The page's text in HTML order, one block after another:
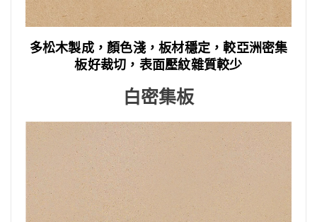
多松木製成，顏色淺，板材穩定，較亞洲密集
板好裁切，表面壓紋雜質較少
白密集板